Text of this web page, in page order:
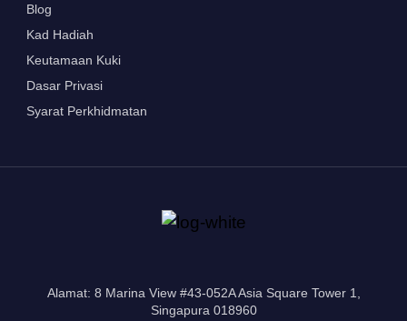
Blog
Kad Hadiah
Keutamaan Kuki
Dasar Privasi
Syarat Perkhidmatan
Alamat: 8 Marina View #43-052A Asia Square Tower 1,
Singapura 018960